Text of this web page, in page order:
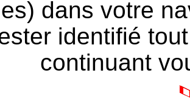
dans votre
identifié
continuant